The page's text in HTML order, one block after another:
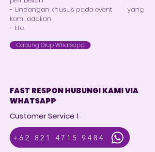
- Undangan khusus pada event yang
kami adakan
- Etc.
Gabung Grup Whatsapp
FAST RESPON HUBUNGI KAMI VIA
WHATSAPP
Customer Service 1
+62 821 4715 9484